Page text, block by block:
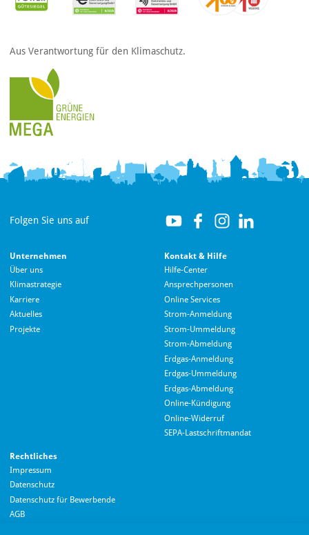
Aus Verantwortung für den Klimaschutz.
Folgen Sie uns auf
Unternehmen
Über uns
Klimastrategie
Karriere
Aktuelles
Projekte
Kontakt & Hilfe
Hilfe-Center
Ansprechpersonen
Online Services
Strom-Anmeldung
Strom-Ummeldung
Strom-Abmeldung
Erdgas-Anmeldung
Erdgas-Ummeldung
Erdgas-Abmeldung
Online-Kündigung
Online-Widerruf
SEPA-Lastschriftmandat
Rechtliches
Impressum
Datenschutz
Datenschutz für Bewerbende
AGB